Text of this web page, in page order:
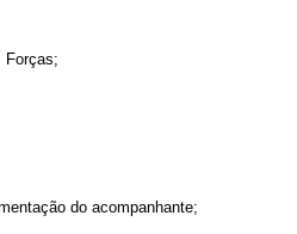
do acompanhante;